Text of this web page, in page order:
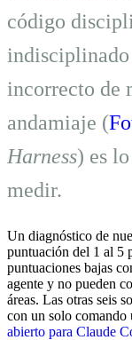
código
indisciplinado
incorrecto de
andamiaje (
Harness) es
medir.
Un diagnóstico de
puntuación del 1 al 5
puntuaciones bajas
agente y no pueden
áreas. Las otras seis
con un solo comando
abierto para Claude